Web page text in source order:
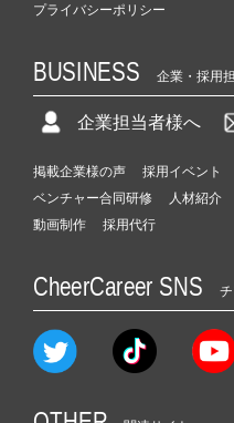
プライバシーポリシー
BUSINESS 企業・採用
企業担当者様へ
掲載企業様の声 採用イベント
ベンチャー合同研修
人材紹介
動画制作
採用代行
CheerCareer SNS